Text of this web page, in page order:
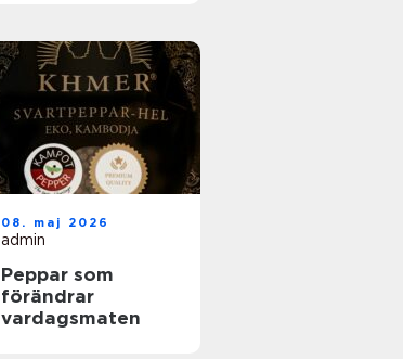
08. maj 2026
admin
Peppar som
förändrar
vardagsmaten